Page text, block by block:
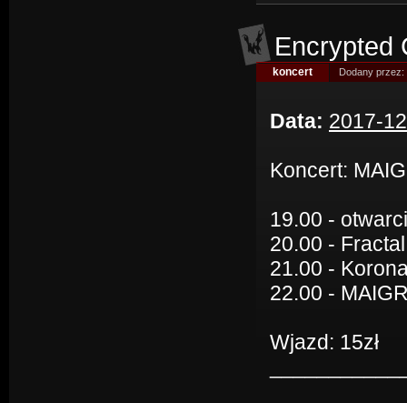
Encrypted
koncert Dodany przez:
Data: 2017-
Koncert:
19.00 -
20.00 - Fractal
21.00 -
22.00 -
Wjazd: 15zł